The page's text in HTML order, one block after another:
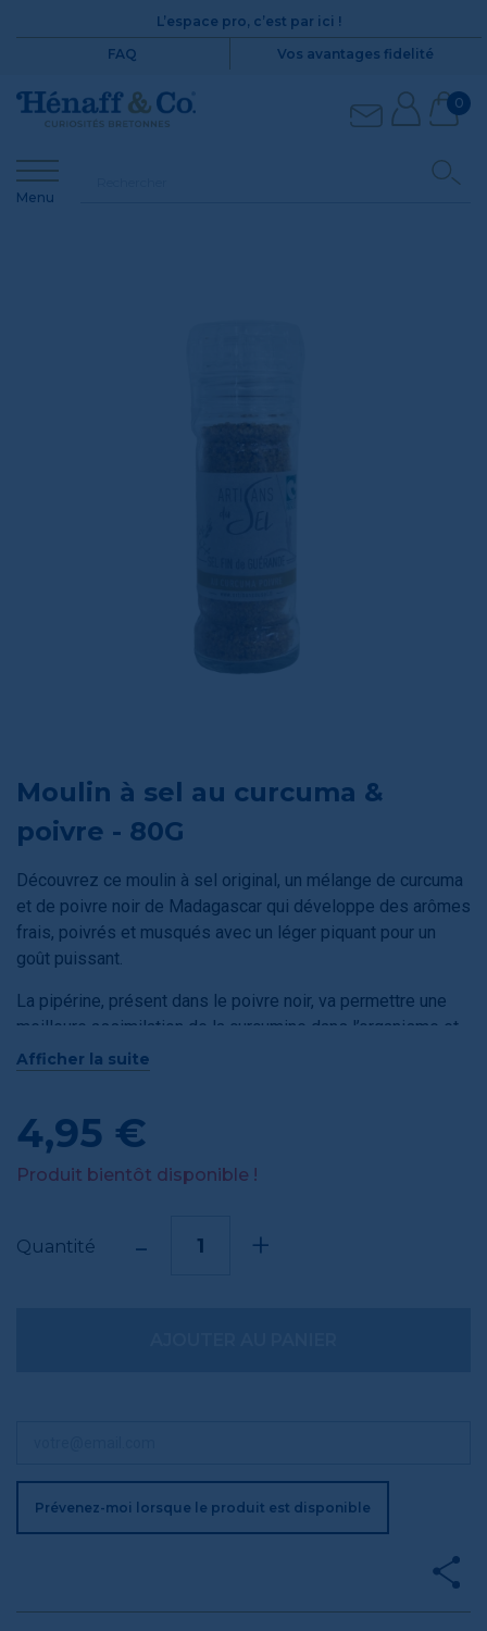
L’espace pro, c’est par ici !
FAQ
Vos avantages fidelité
0
Menu
Moulin à sel au curcuma &
poivre - 80G
Découvrez ce moulin à sel original, un mélange de curcuma
et de poivre noir de Madagascar qui développe des arômes
frais, poivrés et musqués avec un léger piquant pour un
goût puissant.
La pipérine, présent dans le poivre noir, va permettre une
meilleure assimilation de la curcumine dans l’organisme et
libérer ses bienfaits.
A conserver au sec.
Afficher la suite
4,95 €
Produit bientôt disponible !
Quantité - +
Prévenez-moi lorsque le produit est disponible